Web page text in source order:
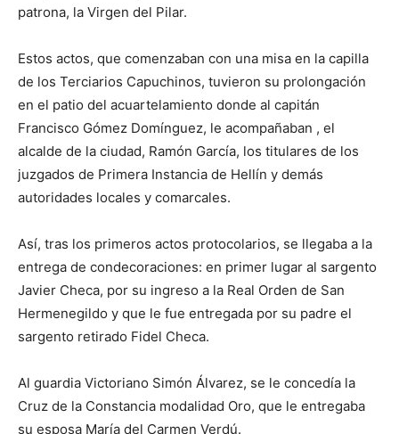
patrona, la Virgen del Pilar.
Estos actos, que comenzaban con una misa en la capilla
de los Terciarios Capuchinos, tuvieron su prolongación
en el patio del acuartelamiento donde al capitán
Francisco Gómez Domínguez, le acompañaban , el
alcalde de la ciudad, Ramón García, los titulares de los
juzgados de Primera Instancia de Hellín y demás
autoridades locales y comarcales.
Así, tras los primeros actos protocolarios, se llegaba a la
entrega de condecoraciones: en primer lugar al sargento
Javier Checa, por su ingreso a la Real Orden de San
Hermenegildo y que le fue entregada por su padre el
sargento retirado Fidel Checa.
Al guardia Victoriano Simón Álvarez, se le concedía la
Cruz de la Constancia modalidad Oro, que le entregaba
su esposa María del Carmen Verdú.